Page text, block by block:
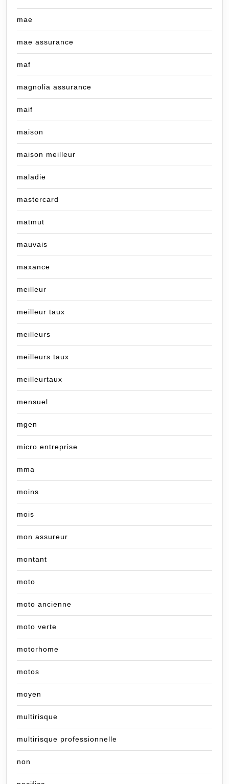
mae
mae assurance
maf
magnolia assurance
maif
maison
maison meilleur
maladie
mastercard
matmut
mauvais
maxance
meilleur
meilleur taux
meilleurs
meilleurs taux
meilleurtaux
mensuel
mgen
micro entreprise
mma
moins
mois
mon assureur
montant
moto
moto ancienne
moto verte
motorhome
motos
moyen
multirisque
multirisque professionnelle
non